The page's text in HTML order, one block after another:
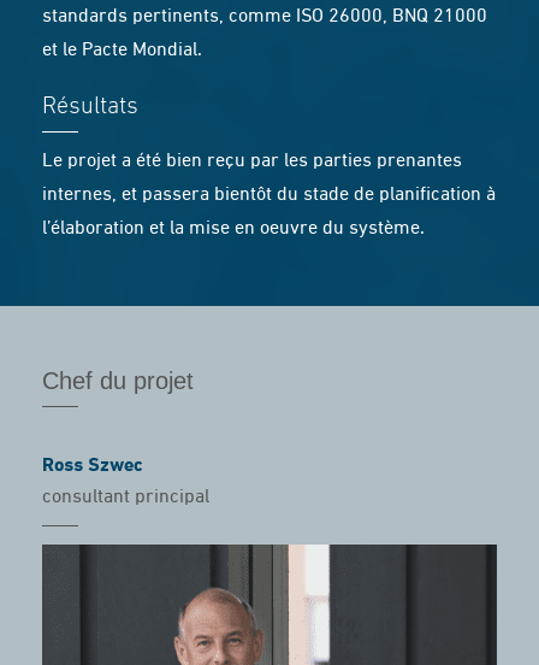
standards pertinents, comme ISO 26000, BNQ 21000
et le Pacte Mondial.
Résultats
Le projet a été bien reçu par les parties prenantes
internes, et passera bientôt du stade de planification à
l’élaboration et la mise en oeuvre du système.
Chef du projet
Ross Szwec
consultant principal